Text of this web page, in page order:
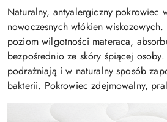
Naturalny, antyalergiczny pokrowiec
nowoczesnych włókien
poziom wilgotności materaca,
bezpośrednio ze skóry śpiącej osoby.
podrażniają i w naturalny sposób
bakterii. Pokrowiec zdejmowalny,